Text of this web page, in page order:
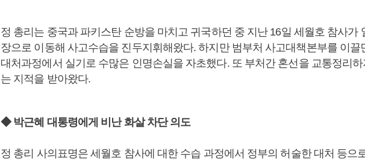
정 총리는 중국과 파키스탄 순방을 마치고 귀국하던 중 지난 16일 세월호 참사가
장으로 이동해 사고수습을 진두지휘해왔다. 하지만 범부처 사고대책본부를 이끌
대처과정에서 실기로 수많은 인명손실을 자초했다. 또 부처간 혼선을 교통정리
는 지적을 받아왔다.
◆ 박근혜 대통령에게 비난 화살 차단 의도
정 총리 사의표명은 세월호 참사에 대한 수습 과정에서 정부의 허술한 대처 등으